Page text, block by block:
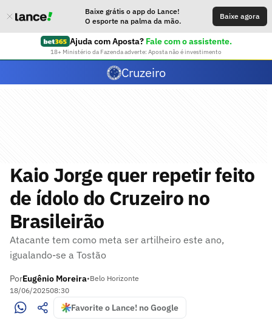
Baixe grátis o app do Lance!
O esporte na palma da mão.
Baixe agora
Ajuda com Aposta? Fale com o assistente.
18+ Ministério da Fazenda adverte: Aposta não é investimento
Cruzeiro
Kaio Jorge quer repetir feito
de ídolo do Cruzeiro no
Brasileirão
Atacante tem como meta ser artilheiro este ano,
igualando-se a Tostão
PorEugênio Moreira•Belo Horizonte
18/06/202508:30
Favorite o Lance! no Google